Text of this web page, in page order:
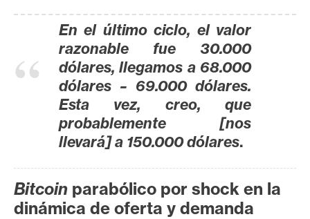
En el último ciclo, el valor
razonable fue 30.000
dólares, llegamos a68.000
dólares – 69.000 dólares.
Esta vez, creo, que
probablemente [nos
llevará] a 150.000 dólares.
Bitcoin parabólico por shock en la
dinámica de oferta y demanda